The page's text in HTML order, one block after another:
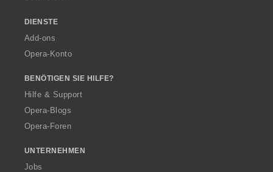
DIENSTE
Add-ons
Opera-Konto
BENÖTIGEN SIE HILFE?
Hilfe & Support
Opera-Blogs
Opera-Foren
UNTERNEHMEN
Jobs